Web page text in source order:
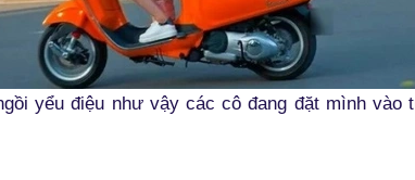
yểu điệu như vậy các cô đang đặt mình vào